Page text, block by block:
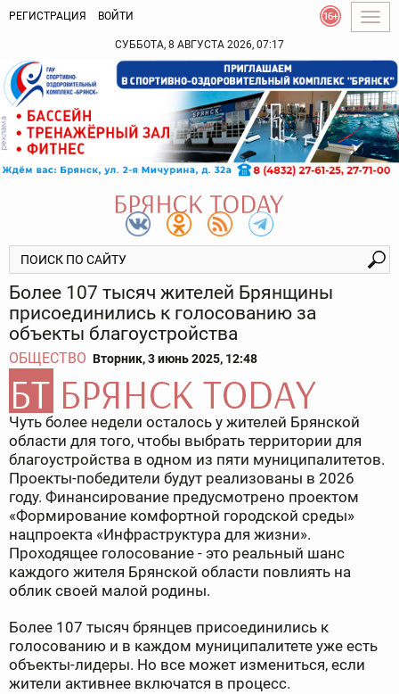
РЕГИСТРАЦИЯ ВОЙТИ
СУББОТА, 8 АВГУСТА 2026, 07:17
Более 107 тысяч жителей Брянщины
присоединились к голосованию за
объекты благоустройства
ОБЩЕСТВО Вторник, 3 июнь 2025, 12:48
Чуть более недели осталось у жителей Брянской
области для того, чтобы выбрать территории для
благоустройства в одном из пяти муниципалитетов.
Проекты-победители будут реализованы в 2026
году. Финансирование предусмотрено проектом
«Формирование комфортной городской среды»
нацпроекта «Инфраструктура для жизни».
Проходящее голосование - это реальный шанс
каждого жителя Брянской области повлиять на
облик своей малой родины.
Более 107 тысяч брянцев присоединились к
голосованию и в каждом муниципалитете уже есть
объекты-лидеры. Но все может измениться, если
жители активнее включатся в процесс.